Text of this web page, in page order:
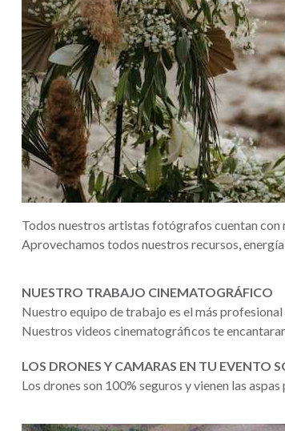
Todos nuestros artistas fotógrafos cuentan con
Aprovechamos todos nuestros recursos,
NUESTRO TRABAJO CINEMATOGRÁFICO
Nuestro equipo de trabajo es el más
Nuestros videos cinematográficos te
LOS DRONES Y CAMARAS EN TU EVENTO
Los drones son 100% seguros y vienen las